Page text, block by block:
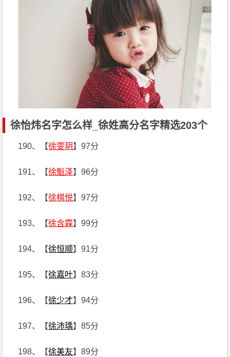
徐怡炜名字怎么样_徐姓高分名字精选203个
190、【徐雯玥】97分
191、【徐魁泽】96分
192、【徐棋悦】97分
193、【徐含霖】99分
194、【徐恒顺】91分
195、【徐嘉叶】83分
196、【徐少才】94分
197、【徐沛瑀】85分
198、【徐美友】89分